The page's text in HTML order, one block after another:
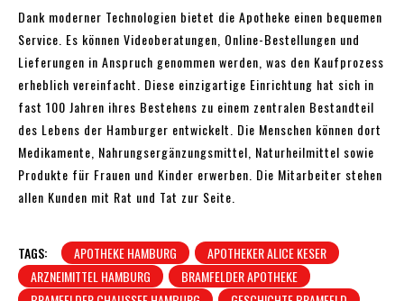
Dank moderner Technologien bietet die Apotheke einen bequemen
Service. Es können Videoberatungen, Online-Bestellungen und
Lieferungen in Anspruch genommen werden, was den Kaufprozess
erheblich vereinfacht. Diese einzigartige Einrichtung hat sich in
fast 100 Jahren ihres Bestehens zu einem zentralen Bestandteil
des Lebens der Hamburger entwickelt. Die Menschen können dort
Medikamente, Nahrungsergänzungsmittel, Naturheilmittel sowie
Produkte für Frauen und Kinder erwerben. Die Mitarbeiter stehen
allen Kunden mit Rat und Tat zur Seite.
TAGS: APOTHEKE HAMBURG
APOTHEKER ALICE KESER
ARZNEIMITTEL HAMBURG
BRAMFELDER APOTHEKE